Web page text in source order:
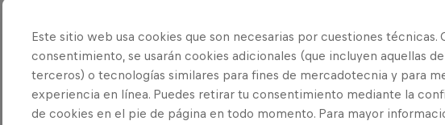
Este sitio web usa cookies que son necesarias por cuestiones técnicas.
consentimiento, se usarán cookies adicionales (que incluyen aquellas de
terceros) o tecnologías similares para fines de mercadotecnia y para
experiencia en línea. Puedes retirar tu consentimiento mediante la
de cookies en el pie de página en todo momento. Para mayor